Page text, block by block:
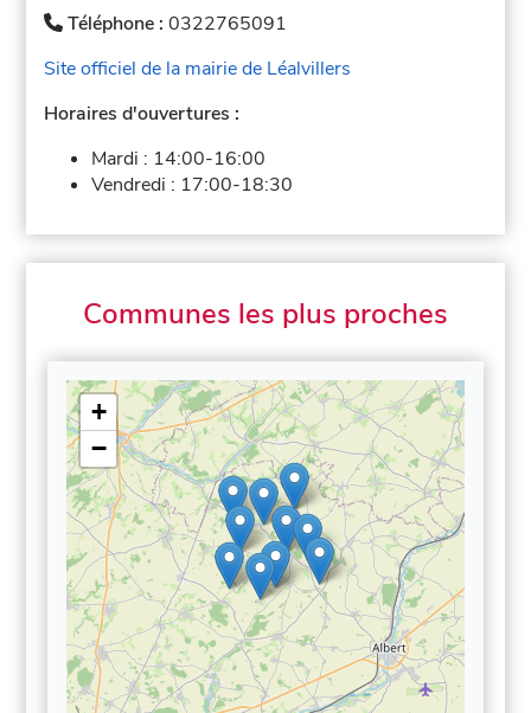
Téléphone :0322765091
Site officiel de la mairie de Léalvillers
Horaires d'ouvertures :
Mardi : 14:00-16:00
Vendredi : 17:00-18:30
Communes les plus proches
+
−